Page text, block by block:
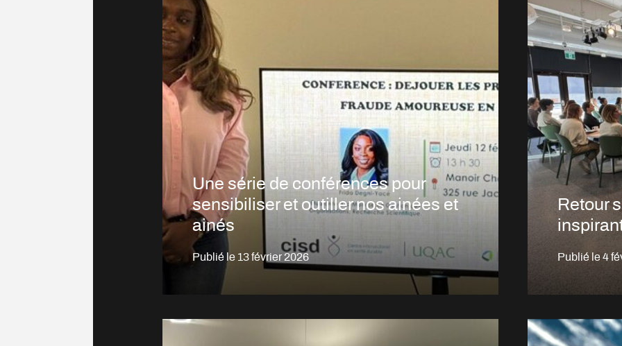
Une série de conférences pour
sensibiliser et outiller nos ainées et
ainés
Publié le 13 février 2026
Retour
Publié le4